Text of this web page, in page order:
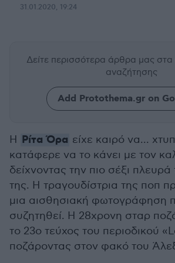
31.01.2020, 19:24
Δείτε περισσότερα άρθρα μας στα
αναζήτησης
Add Protothema.gr on
H Ρίτα Όρα είχε καιρό να...
κατάφερε να το κάνει με τον
δείχνοντας την πιο σέξι
της. Η τραγουδίστρια της ποπ
μια αισθησιακή φωτογράφηση
συζητηθεί. Η 28χρονη σταρ
το 23ο τεύχος του περιοδικού
ποζάροντας στον φακό του